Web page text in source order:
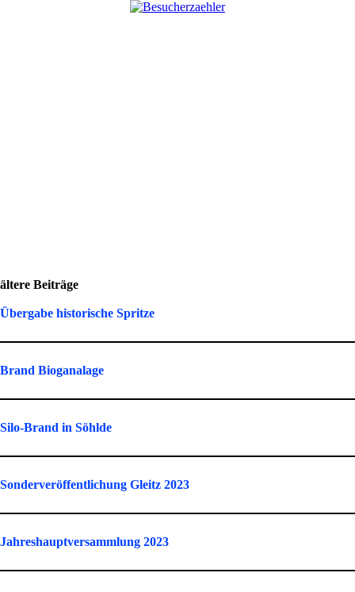
ältere Beiträge
Übergabe historische Spritze
Brand Bioganalage
Silo-Brand in Söhlde
Sonderveröffentlichung Gleitz 2023
Jahreshauptversammlung 2023